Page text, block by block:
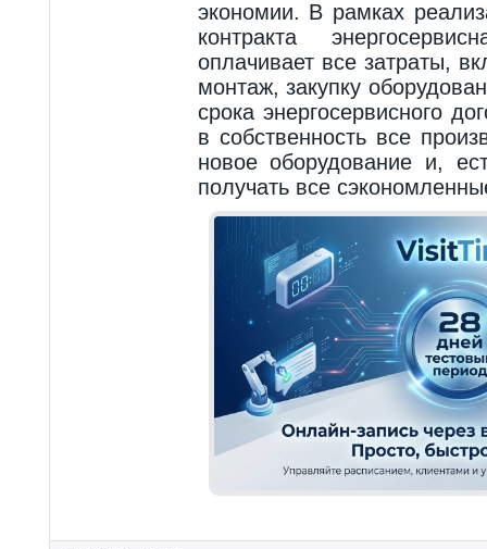
экономии. В рамках
контракта
оплачивает все затраты,
монтаж, закупку
срока энергосервисного
в собственность все
новое оборудование и,
получать все